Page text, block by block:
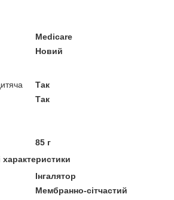
Medicare
Новий
Так
Так
85 г
Інгалятор
Мембранно-сітчастий